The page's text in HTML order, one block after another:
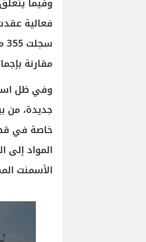
فعالية
مقارنة بإجمالي 877 مليون دولار خلال عام
وفي ظل
جديدة، من
خاصة في
الأسمنت